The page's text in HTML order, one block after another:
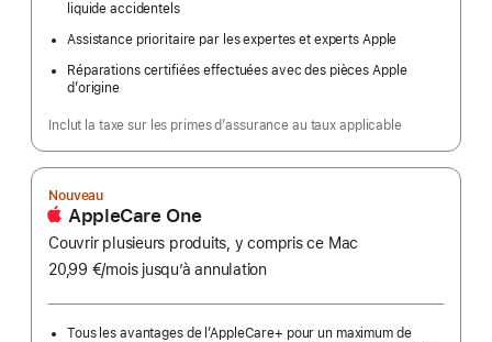
liquide accidentels
Assistance prioritaire par les expertes et experts Apple
Réparations certifiées effectuées avec des pièces Apple
d’origine
Inclut la taxe sur les primes d’assurance au taux applicable
Nouveau
AppleCare One
Couvrir plusieurs produits, y compris ce Mac
20,99 €/moispar
jusqu’à annulation
Tous les avantages de l’AppleCare+ pour un maximum de